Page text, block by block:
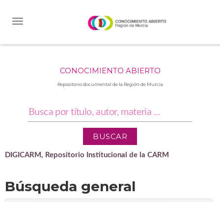
CONOCIMIENTO ABIERTO
Repositorio documental de la Región de Murcia
DIGICARM, Repositorio Institucional de la CARM
Búsqueda general